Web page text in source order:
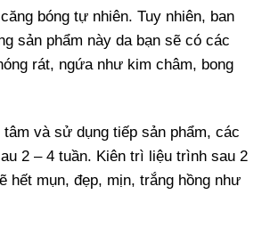
bóng tự nhiên. Tuy nhiên, ban
sản phẩm này da bạn sẽ có các
rát, ngứa như kim châm, bong
và sử dụng tiếp sản phẩm, các
2 – 4 tuần. Kiên trì liệu trình sau 2
hết mụn, đẹp, mịn, trắng hồng như